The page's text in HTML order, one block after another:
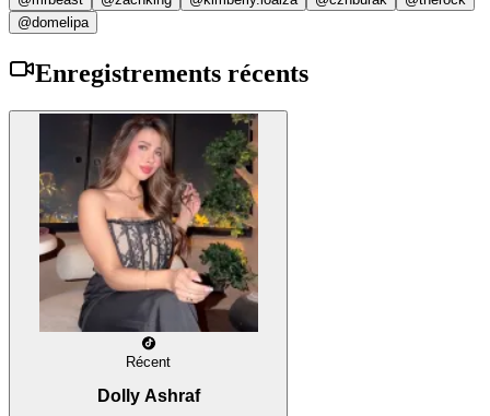
@domelipa
Enregistrements récents
Récent
Dolly Ashraf